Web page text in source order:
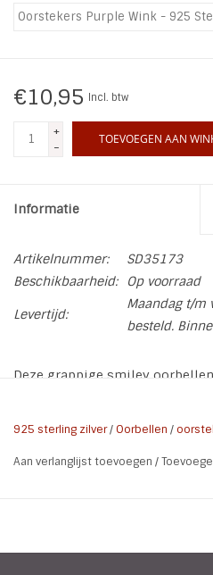
€10,95 Incl. btw
+
-
TOEVOEGEN AAN
Informatie
Artikelnummer:
SD35173
Beschikbaarheid:
Op voorraad
Levertijd:
Maandag t/m
besteld.
Deze grappige smiley
weten!
925 sterling zilver/Oorbellen /
Aan verlanglijst toevoegen /